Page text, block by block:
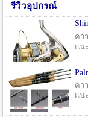
รีวิวอุปกรณ์
คว
แน
คว
แน